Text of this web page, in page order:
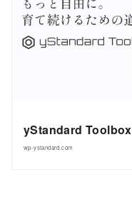
yStandard Toolbox
wp-ystandard.com